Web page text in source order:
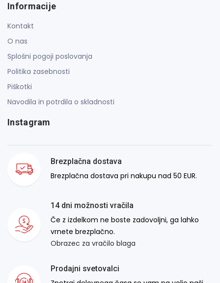
Informacije
Kontakt
O nas
Splošni pogoji poslovanja
Politika zasebnosti
Piškotki
Navodila in potrdila o skladnosti
Instagram
Brezplačna dostava
Brezplačna dostava pri nakupu nad 50 EUR.
14 dni možnosti vračila
Če z izdelkom ne boste zadovoljni, ga lahko
vrnete brezplačno.
Obrazec za vračilo blaga
Prodajni svetovalci